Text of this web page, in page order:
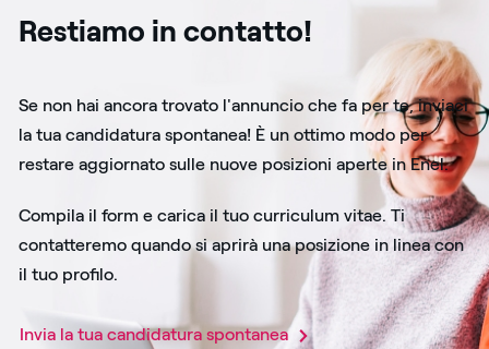
Restiamo in contatto!
Se non hai ancora trovato l'annuncio che fa per te, inviaci
la tua candidatura spontanea! È un ottimo modo per
restare aggiornato sulle nuove posizioni aperte in Enel.
Compila il form e carica il tuo curriculum vitae. Ti
contatteremo quando si aprirà una posizione in linea con
il tuo profilo.
Invia la tua candidatura spontanea​